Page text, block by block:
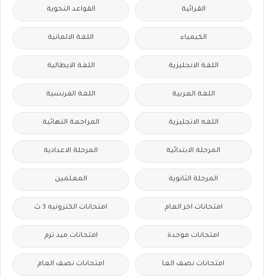
القرائية القواعد النحوية
الكيمياء اللغة الالمانية
اللغة الانجليزية اللغة الايطالية
اللغة العربية اللغة الفرنسية
اللغه الانجليزية المراجعة النهائية
المرحلة الابتدائية المرحلة الاعدادية
المرحلة الثانوية المعلمين
امتحانات اخر العام امتحانات الكترونيه 3 ث
امتحانات موحدة امتحانات ميد ترم
امتحانات نصف العا امتحانات نصف العام